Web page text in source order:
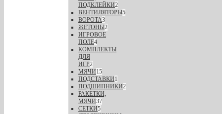
ПОДКЛЕЙКИ2
ВЕНТИЛЯТОРЫ5
ВОРОТА3
ЖЕТОНЫ2
ИГРОВОЕ
ПОЛЕ4
КОМПЛЕКТЫ
ДЛЯ
ИГР2
МЯЧИ15
ПОДСТАВКИ1
ПОДШИПНИКИ2
РАКЕТКИ,
МЯЧИ37
СЕТКИ5